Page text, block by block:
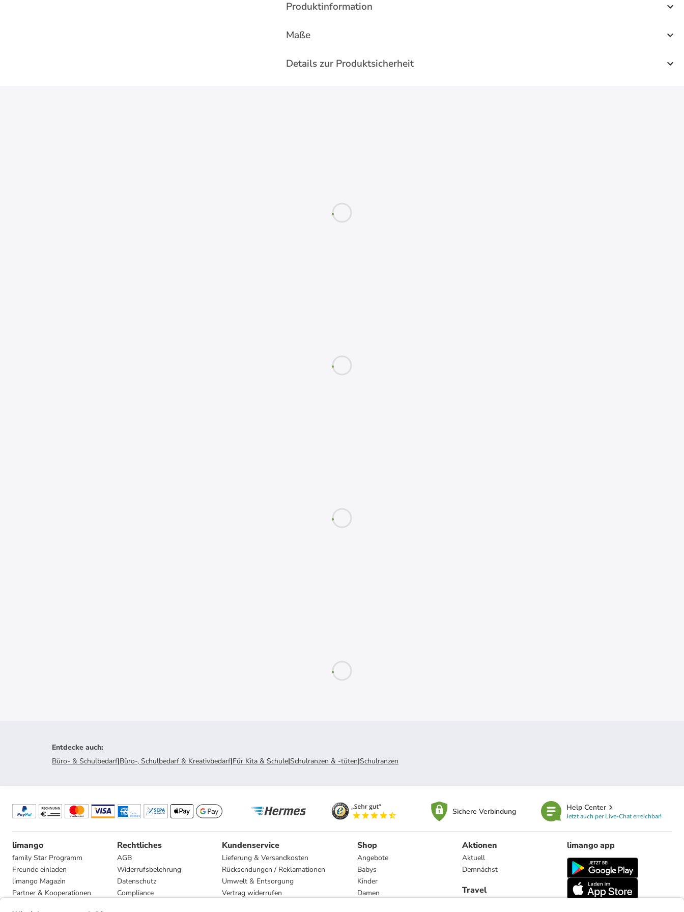
Produktinformation
Maße
Details zur Produktsicherheit
Entdecke auch:
Büro- & Schulbedarf|Büro-, Schulbedarf & Kreativbedarf|Für Kita & Schule|Schulranzen & -tüten|Schulranzen
Sichere Verbindung Help Center
Jetzt auch per Live-Chat erreichbar!
limango
family Star Programm
Freunde einladen
limango Magazin
Partner & Kooperationen
Rechtliches
AGB
Widerrufsbelehrung
Datenschutz
Compliance
Kundenservice
Lieferung & Versandkosten
Rücksendungen / Reklamationen
Umwelt & Entsorgung
Vertrag widerrufen
Shop
Angebote
Babys
Kinder
Damen
Aktionen
Aktuell
Demnächst
Travel
limango app